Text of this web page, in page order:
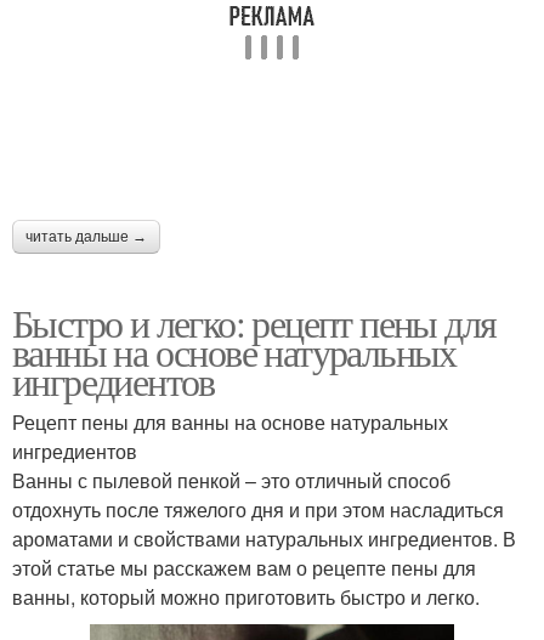
читать дальше →
Быстро и легко: рецепт пены для
ванны на основе натуральных
ингредиентов
Рецепт пены для ванны на основе натуральных
ингредиентов
Ванны с пылевой пенкой – это отличный способ
отдохнуть после тяжелого дня и при этом насладиться
ароматами и свойствами натуральных ингредиентов. В
этой статье мы расскажем вам о рецепте пены для
ванны, который можно приготовить быстро и легко.